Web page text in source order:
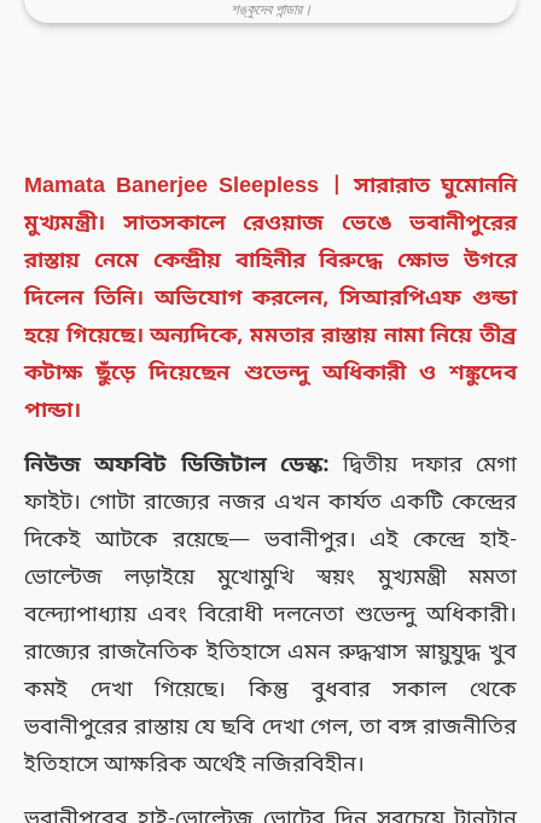
শঙ্কুদেব পান্ডার।
Mamata Banerjee Sleepless | সারারাত ঘুমোননি
মুখ্যমন্ত্রী। সাতসকালে রেওয়াজ ভেঙে ভবানীপুরের
রাস্তায় নেমে কেন্দ্রীয় বাহিনীর বিরুদ্ধে ক্ষোভ উগরে
দিলেন তিনি। অভিযোগ করলেন, সিআরপিএফ গুন্ডা
হয়ে গিয়েছে। অন্যদিকে, মমতার রাস্তায় নামা নিয়ে তীব্র
কটাক্ষ ছুঁড়ে দিয়েছেন শুভেন্দু অধিকারী ও শঙ্কুদেব
পান্ডা।
নিউজ অফবিট ডিজিটাল ডেস্ক: দ্বিতীয় দফার মেগা
ফাইট। গোটা রাজ্যের নজর এখন কার্যত একটি কেন্দ্রের
দিকেই আটকে রয়েছে— ভবানীপুর। এই কেন্দ্রে হাই-
ভোল্টেজ লড়াইয়ে মুখোমুখি স্বয়ং মুখ্যমন্ত্রী মমতা
বন্দ্যোপাধ্যায় এবং বিরোধী দলনেতা শুভেন্দু অধিকারী।
রাজ্যের রাজনৈতিক ইতিহাসে এমন রুদ্ধশ্বাস স্নায়ুযুদ্ধ খুব
কমই দেখা গিয়েছে। কিন্তু বুধবার সকাল থেকে
ভবানীপুরের রাস্তায় যে ছবি দেখা গেল, তা বঙ্গ রাজনীতির
ইতিহাসে আক্ষরিক অর্থেই নজিরবিহীন।